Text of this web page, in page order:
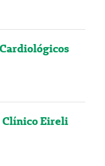
Clínico Eireli